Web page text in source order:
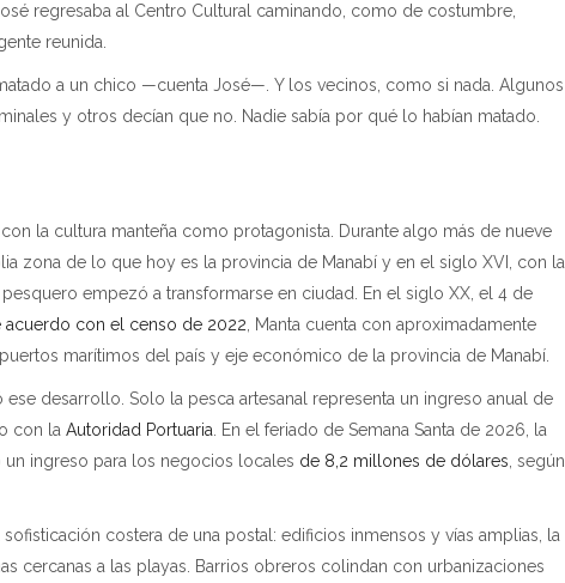
regresaba al Centro Cultural caminando, como de costumbre,
reunida.
a un chico —cuenta José—. Y los vecinos, como si nada. Algunos
y otros decían que no. Nadie sabía por qué lo habían matado.
la cultura manteña como protagonista. Durante algo más de nueve
zona de lo que hoy es la provincia de Manabí y en el siglo XVI, con la
empezó a transformarse en ciudad. En el siglo XX, el 4 de
acuerdo con el censo de 2022 , Manta cuenta con aproximadamente
marítimos del país y eje económico de la provincia de Manabí.
ese desarrollo. Solo la pesca artesanal representa un ingreso anual de
con la Autoridad Portuaria . En el feriado de Semana Santa de 2026, la
ingreso para los negocios locales de 8,2 millones de dólares , según
costera de una postal: edificios inmensos y vías amplias, la
cercanas a las playas. Barrios obreros colindan con urbanizaciones